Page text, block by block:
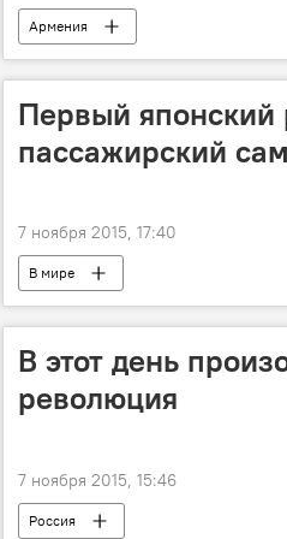
Армения
Первый японский
пассажирский
7 ноября 2015, 17:40
В мире
В этот день
революция
7 ноября 2015, 15:46
Россия